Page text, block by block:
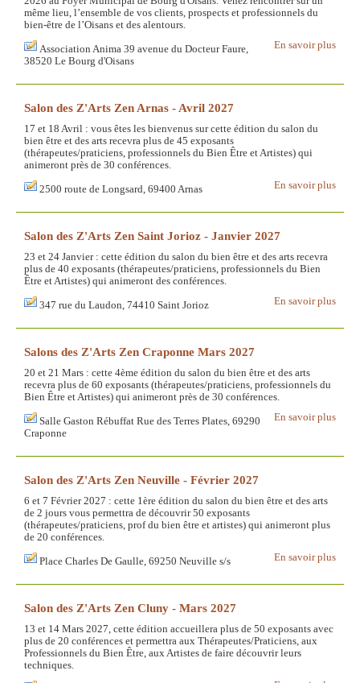
même lieu, l’ensemble de vos clients, prospects et professionnels du
bien-être de l’Oisans et des alentours.
En savoir plus
Association Anima 39 avenue du Docteur Faure,
38520 Le Bourg d'Oisans
Salon des Z'Arts Zen Arnas - Avril 2027
17 et 18 Avril : vous êtes les bienvenus sur cette édition du salon du
bien être et des arts recevra plus de 45 exposants
(thérapeutes/praticiens, professionnels du Bien Être et Artistes) qui
animeront près de 30 conférences.
En savoir plus
2500 route de Longsard, 69400 Arnas
Salon des Z'Arts Zen Saint Jorioz - Janvier 2027
23 et 24 Janvier : cette édition du salon du bien être et des arts recevra
plus de 40 exposants (thérapeutes/praticiens, professionnels du Bien
Être et Artistes) qui animeront des conférences.
En savoir plus
347 rue du Laudon, 74410 Saint Jorioz
Salons des Z'Arts Zen Craponne Mars 2027
20 et 21 Mars : cette 4ème édition du salon du bien être et des arts
recevra plus de 60 exposants (thérapeutes/praticiens, professionnels du
Bien Être et Artistes) qui animeront près de 30 conférences.
En savoir plus
Salle Gaston Rébuffat Rue des Terres Plates, 69290
Craponne
Salon des Z'Arts Zen Neuville - Février 2027
6 et 7 Février 2027 : cette 1ère édition du salon du bien être et des arts
de 2 jours vous permettra de découvrir 50 exposants
(thérapeutes/praticiens, prof du bien être et artistes) qui animeront plus
de 20 conférences.
En savoir plus
Place Charles De Gaulle, 69250 Neuville s/s
Salon des Z'Arts Zen Cluny - Mars 2027
13 et 14 Mars 2027, cette édition accueillera plus de 50 exposants avec
plus de 20 conférences et permettra aux Thérapeutes/Praticiens, aux
Professionnels du Bien Être, aux Artistes de faire découvrir leurs
techniques.